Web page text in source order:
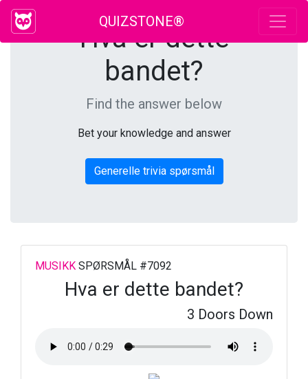
QUIZSTONE®
Hva er dette
bandet?
Find the answer below
Bet your knowledge and answer
Generelle trivia spørsmål
MUSIKK SPØRSMÅL #7092
Hva er dette bandet?
3 Doors Down